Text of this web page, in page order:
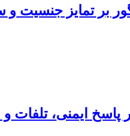
بر تمایز جنسیت
ایمنی، تلفات و